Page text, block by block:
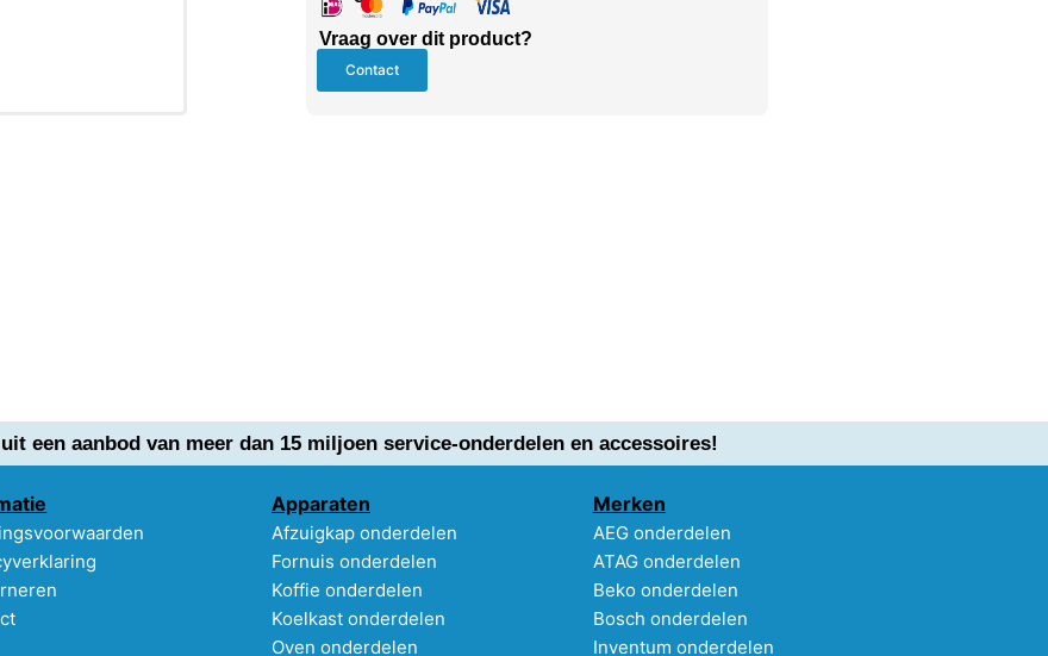
Vraag over dit product?
Contact
een aanbod van meer dan 15 miljoen service-onderdelen en accessoires!
Apparaten
Afzuigkap onderdelen
Fornuis onderdelen
Koffie onderdelen
Koelkast onderdelen
Oven onderdelen
Merken
AEG onderdelen
ATAG onderdelen
Beko onderdelen
Bosch onderdelen
Inventum onderdelen